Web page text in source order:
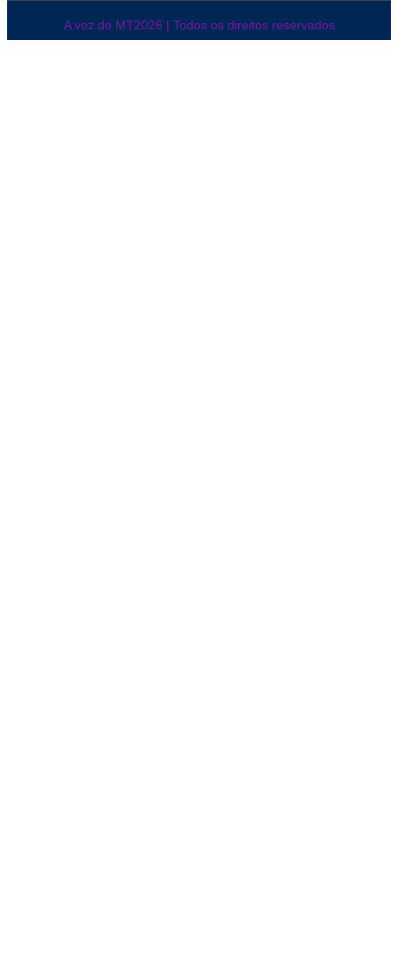
A voz do MT2026 | Todos os direitos reservados